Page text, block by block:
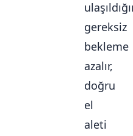
gereksiz
bekleme
azalır,
doğru
el
aleti